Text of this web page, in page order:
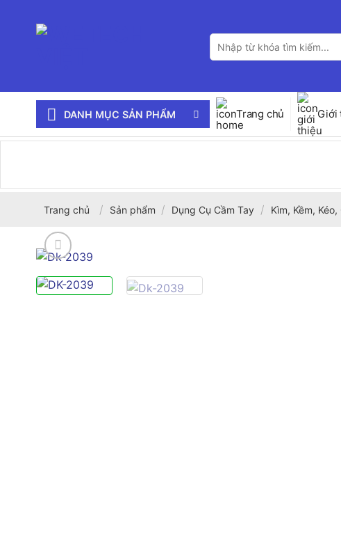
Tìm
kiếm:
DANH MỤC SẢN PHẨM Trang chủ Giới
Trang chủ / Sản phẩm / Dụng Cụ Cầm Tay / Kìm, Kềm,